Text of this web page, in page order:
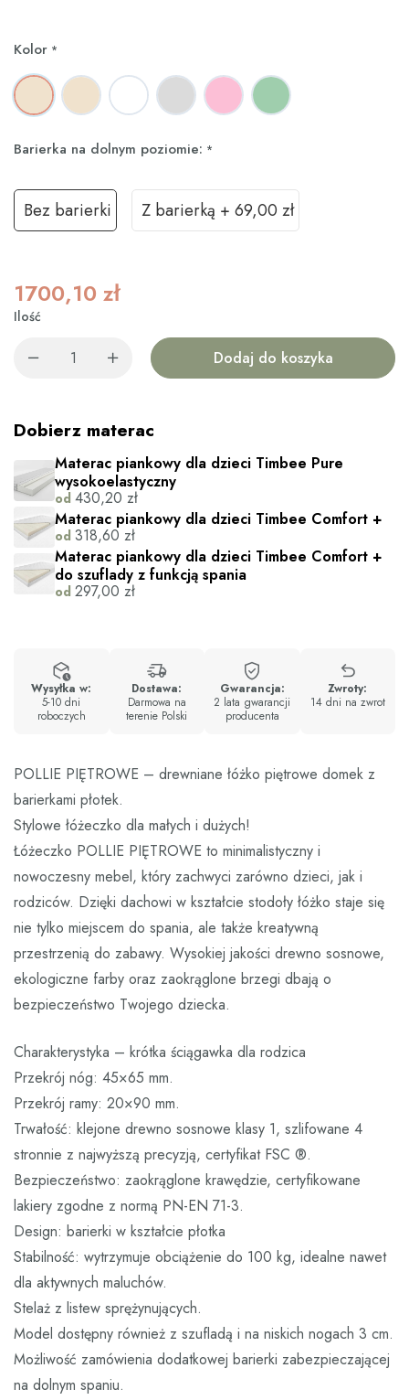
Kolor *
Barierka na dolnym poziomie: *
Bez barierki Z barierką + 69,00 zł
1700,10 zł
Ilość
Dodaj do koszyka
Dobierz materac
Materac piankowy dla dzieci Timbee Pure
wysokoelastyczny
od 430,20 zł
Materac piankowy dla dzieci Timbee Comfort +
od 318,60 zł
Materac piankowy dla dzieci Timbee Comfort +
do szuflady z funkcją spania
od 297,00 zł
Wysyłka w:
5-10 dni
roboczych
Dostawa:
Darmowa na
terenie Polski
Gwarancja:
2 lata gwarancji
producenta
Zwroty:
14 dni na zwrot
POLLIE PIĘTROWE – drewniane łóżko piętrowe domek z
barierkami płotek.
Stylowe łóżeczko dla małych i dużych!
Łóżeczko POLLIE PIĘTROWE to minimalistyczny i
nowoczesny mebel, który zachwyci zarówno dzieci, jak i
rodziców. Dzięki dachowi w kształcie stodoły łóżko staje się
nie tylko miejscem do spania, ale także kreatywną
przestrzenią do zabawy. Wysokiej jakości drewno sosnowe,
ekologiczne farby oraz zaokrąglone brzegi dbają o
bezpieczeństwo Twojego dziecka.
Charakterystyka – krótka ściągawka dla rodzica
Przekrój nóg: 45×65 mm.
Przekrój ramy: 20×90 mm.
Trwałość: klejone drewno sosnowe klasy 1, szlifowane 4
stronnie z najwyższą precyzją, certyfikat FSC ®.
Bezpieczeństwo: zaokrąglone krawędzie, certyfikowane
lakiery zgodne z normą PN-EN 71-3.
Design: barierki w kształcie płotka
Stabilność: wytrzymuje obciążenie do 100 kg, idealne nawet
dla aktywnych maluchów.
Stelaż z listew sprężynujących.
Model dostępny również z szufladą i na niskich nogach 3 cm.
Możliwość zamówienia dodatkowej barierki zabezpieczającej
na dolnym spaniu.